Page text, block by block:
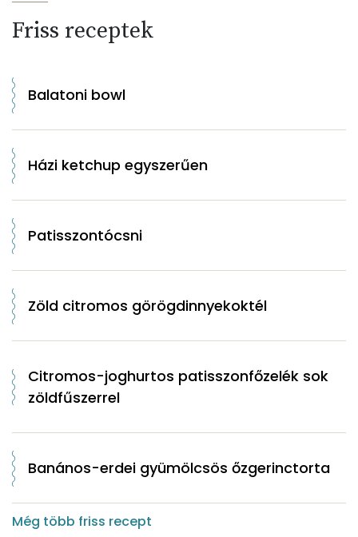
Friss receptek
Balatoni bowl
Házi ketchup egyszerűen
Patisszontócsni
Zöld citromos görögdinnyekoktél
Citromos-joghurtos patisszonfőzelék sok
zöldfűszerrel
Banános-erdei gyümölcsös őzgerinctorta
Még több friss recept